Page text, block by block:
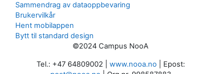
Sammendrag av dataoppbevaring
Brukervilkår
Hent mobilappen
Bytt til standard design
©2024 Campus NooA
Tel.: +47 64809002 | www.nooa.no | Epost: